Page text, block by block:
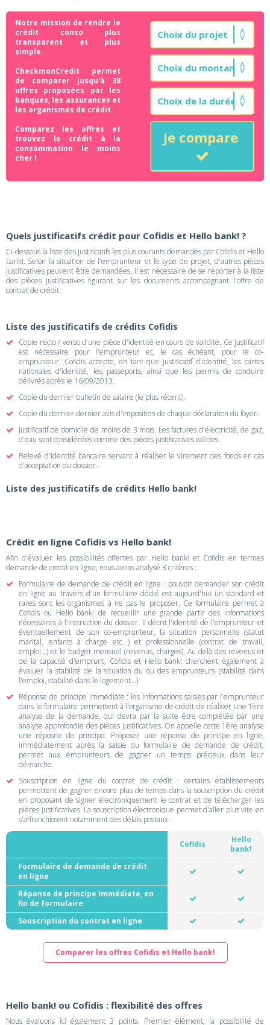
Notre mission de rendre le
crédit conso plus
transparent et plus
simple.
CheckmonCredit permet
de comparer jusqu'à 38
offres proposées par les
banques, les assurances et
les organismes de crédit.
Comparez les offres et
trouvez le crédit à la
consommation le moins
cher !
Je compare
Quels justificatifs crédit pour Cofidis et Hello bank! ?
Ci-dessous la liste des justificatifs les plus courants demandés par Cofidis et Hello
bank!. Selon la situation de l'emprunteur et le type de projet, d'autres pièces
justificatives peuvent être demandées. Il est nécessaire de se reporter à la liste
des pièces justificatives figurant sur les documents accompagnant l'offre de
contrat de crédit.
Liste des justificatifs de crédits Cofidis
Copie recto / verso d'une pièce d'identité en cours de validité. Ce justificatif
est nécessaire pour l'emprunteur et, le cas échéant, pour le co-
emprunteur. Cofidis accepte, en tant que justificatif d'identité, les cartes
nationales d'identité, les passeports, ainsi que les permis de conduire
délivrés après le 16/09/2013.
Copie du dernier bulletin de salaire (le plus récent).
Copie du dernier dernier avis d'imposition de chaque déclaration du foyer.
Justificatif de domicile de moins de 3 mois. Les factures d'électricité, de gaz,
d'eau sont considérées comme des pièces justificatives valides.
Relevé d'identité bancaire servant à réaliser le virement des fonds en cas
d'acceptation du dossier.
Liste des justificatifs de crédits Hello bank!
Crédit en ligne Cofidis vs Hello bank!
Afin d'évaluer les possibilités offertes par Hello bank! et Cofidis en termes
demande de credit en ligne, nous avons analysé 3 critères :
Formulaire de demande de crédit en ligne : pouvoir demander son crédit
en ligne au travers d'un formulaire dédié est aujourd'hui un standard et
rares sont les organismes à ne pas le proposer. Ce formulaire permet à
Cofidis ou Hello bank! de recueillir une grande partir des informations
nécessaires à l'instruction du dossier. Il décrit l'identité de l'emprunteur et
éventuellement de son co-emprunteur, la situation personnelle (statut
marital, enfants à charge etc...) et professionnelle (contrat de travail,
emploi...) et le budget mensuel (revenus, charges). Au delà des revenus et
de la capacité d'emprunt, Cofidis et Hello bank! cherchent également à
évaluer la stabilité de la situation du ou des emprunteurs (stabilité dans
l'emploi, stabilité dans le logement...).
Réponse de principe immédiate : les informations saisies par l'emprunteur
dans le formulaire permettent à l'organisme de crédit de réaliser une 1ère
analyse de la demande, qui devra par la suite être complétée par une
analyse approfondie des pièces justificatives. On appelle cette 1ère analyse
une réposne de principe. Proposer une réponse de principe en ligne,
immédiatement après la saisie du formulaire de demande de crédit,
permet aux emprunteurs de gagner un temps précieux dans leur
démarche.
Souscription en ligne du contrat de crédit : certains établissements
permettent de gagner encore plus de temps dans la souscription du crédit
en proposant de signer électroniquement le contrat et de télécharger les
pièces justificatives. La souscription électronique permet d'aller plus vite en
s'affranchissent notamment des délais postaux.
Cofidis
Hello
bank!
Formulaire de demande de crédit
en ligne
Réponse de principe immédiate, en
fin de formulaire
Souscription du contrat en ligne
Comparer les offres Cofidis et Hello bank!
Hello bank! ou Cofidis : flexibilité des offres
Nous évaluons ici également 3 points. Premier élément, la possibilité de